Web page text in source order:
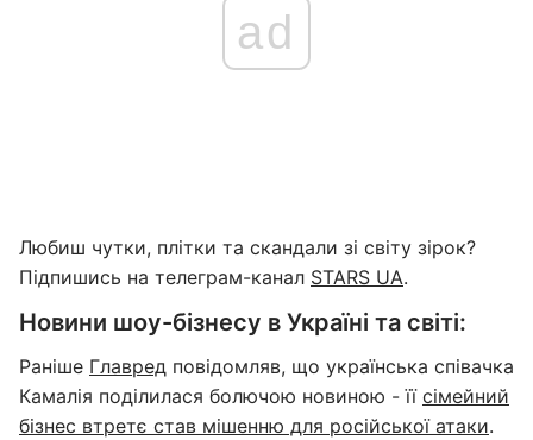
ad
Любиш чутки, плітки та скандали зі світу зірок?
Підпишись на телеграм-канал STARS UA.
Новини шоу-бізнесу в Україні та світі:
Раніше Главред повідомляв, що українська співачка
Камалія поділилася болючою новиною - її сімейний
бізнес втретє став мішенню для російської атаки.